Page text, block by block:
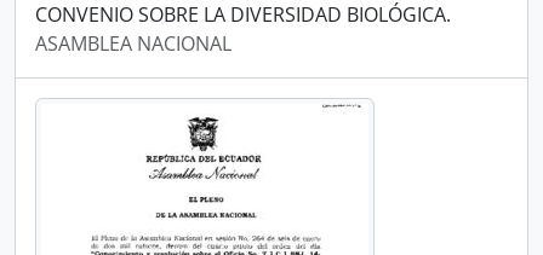
CONVENIO SOBRE LA DIVERSIDAD BIOLÓGICA.
ASAMBLEA NACIONAL